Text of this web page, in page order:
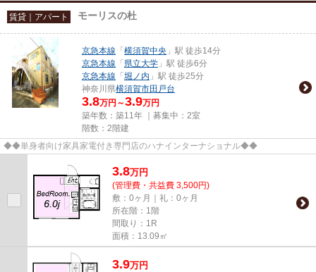
賃貸｜アパート モーリスの杜
京急本線 「 横須賀中央 」駅 徒歩14分
京急本線 「 県立大学 」駅 徒歩6分
京急本線 「 堀ノ内 」駅 徒歩25分
神奈川県横須賀市田戸台
3.8万円～3.9万円
築年数：築11年 ｜募集中： 2室
階数：2階建
◆◆単身者向け家具家電付き専門店のハナインターナショナル◆◆
3.8万円
(管理費・共益費 3,500円)
敷：0ヶ月｜礼：0ヶ月
所在階：1階
間取り：1R
面積：13.09㎡
3.9万円